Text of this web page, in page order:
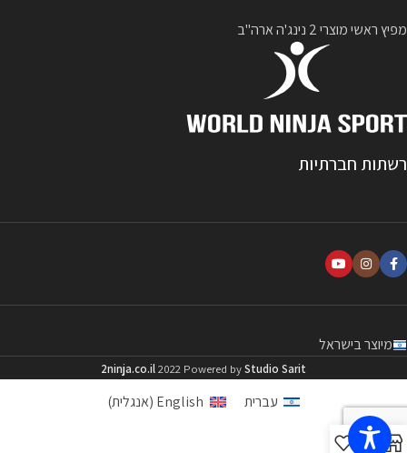
מפיץ ראשי מוצרי 2 נינג'ה ארה"ב
רשתות חברתיות
מיוצר בישראל
2ninja.co.il2022 Powered byStudio Sarit
עברית English
(אנגלית)